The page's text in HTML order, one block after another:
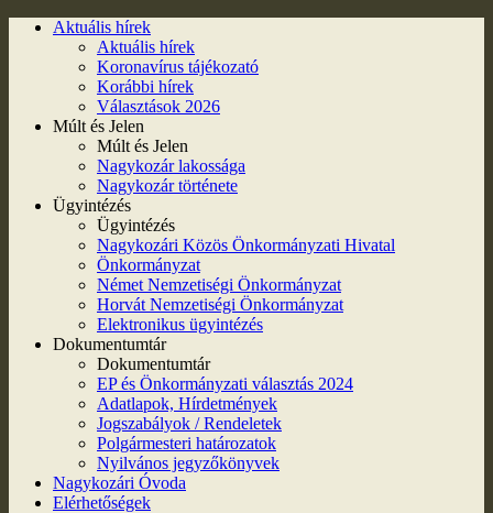
Aktuális hírek
Aktuális hírek
Koronavírus tájékozató
Korábbi hírek
Választások 2026
Múlt és Jelen
Múlt és Jelen
Nagykozár lakossága
Nagykozár története
Ügyintézés
Ügyintézés
Nagykozári Közös Önkormányzati Hivatal
Önkormányzat
Német Nemzetiségi Önkormányzat
Horvát Nemzetiségi Önkormányzat
Elektronikus ügyintézés
Dokumentumtár
Dokumentumtár
EP és Önkormányzati választás 2024
Adatlapok, Hírdetmények
Jogszabályok / Rendeletek
Polgármesteri határozatok
Nyilvános jegyzőkönyvek
Nagykozári Óvoda
Elérhetőségek